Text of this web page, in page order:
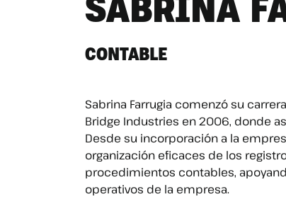
CONTABLE
Sabrina Farrugia comenzó su
Bridge Industries en 2006, donde
Desde su incorporación a la
organización eficaces de los
procedimientos contables,
operativos de la empresa.